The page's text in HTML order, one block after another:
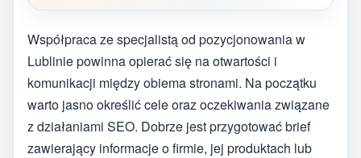
Współpraca ze specjalistą od pozycjonowania w
Lublinie powinna opierać się na otwartości i
komunikacji między obiema stronami. Na początku
warto jasno określić cele oraz oczekiwania związane
z działaniami SEO. Dobrze jest przygotować brief
zawierający informacje o firmie, jej produktach lub